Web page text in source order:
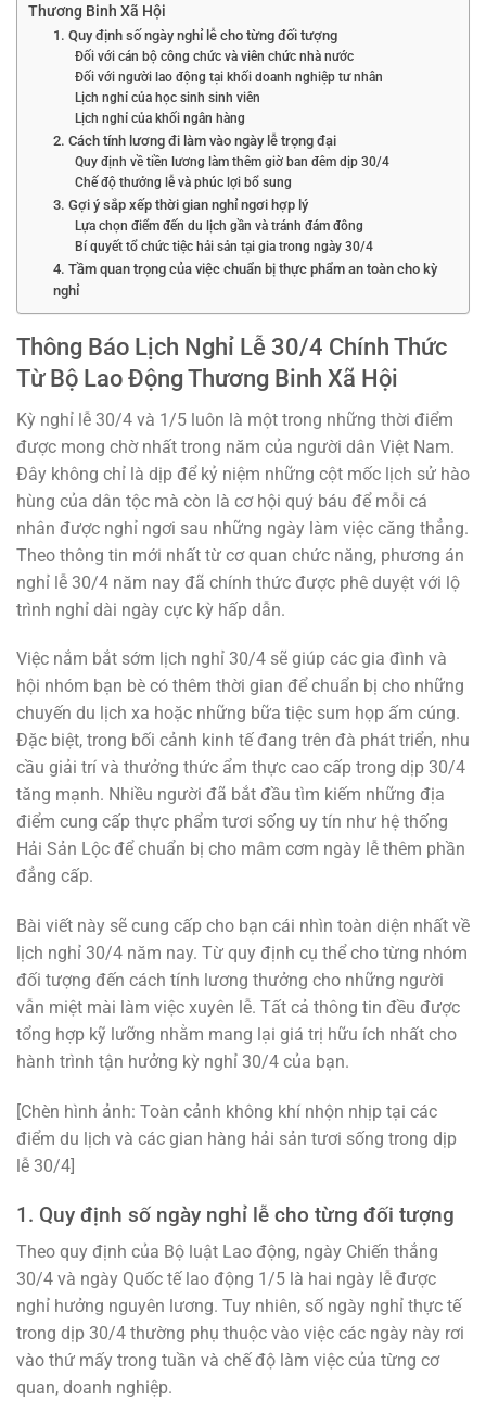
Thương Binh Xã Hội
1. Quy định số ngày nghỉ lễ cho từng đối tượng
Đối với cán bộ công chức và viên chức nhà nước
Đối với người lao động tại khối doanh nghiệp tư nhân
Lịch nghỉ của học sinh sinh viên
Lịch nghỉ của khối ngân hàng
2. Cách tính lương đi làm vào ngày lễ trọng đại
Quy định về tiền lương làm thêm giờ ban đêm dịp 30/4
Chế độ thưởng lễ và phúc lợi bổ sung
3. Gợi ý sắp xếp thời gian nghỉ ngơi hợp lý
Lựa chọn điểm đến du lịch gần và tránh đám đông
Bí quyết tổ chức tiệc hải sản tại gia trong ngày 30/4
4. Tầm quan trọng của việc chuẩn bị thực phẩm an toàn cho kỳ
nghỉ
Thông Báo Lịch Nghỉ Lễ 30/4 Chính Thức
Từ Bộ Lao Động Thương Binh Xã Hội
Kỳ nghỉ lễ 30/4 và 1/5 luôn là một trong những thời điểm
được mong chờ nhất trong năm của người dân Việt Nam.
Đây không chỉ là dịp để kỷ niệm những cột mốc lịch sử hào
hùng của dân tộc mà còn là cơ hội quý báu để mỗi cá
nhân được nghỉ ngơi sau những ngày làm việc căng thẳng.
Theo thông tin mới nhất từ cơ quan chức năng, phương án
nghỉ lễ 30/4 năm nay đã chính thức được phê duyệt với lộ
trình nghỉ dài ngày cực kỳ hấp dẫn.
Việc nắm bắt sớm lịch nghỉ 30/4 sẽ giúp các gia đình và
hội nhóm bạn bè có thêm thời gian để chuẩn bị cho những
chuyến du lịch xa hoặc những bữa tiệc sum họp ấm cúng.
Đặc biệt, trong bối cảnh kinh tế đang trên đà phát triển, nhu
cầu giải trí và thưởng thức ẩm thực cao cấp trong dịp 30/4
tăng mạnh. Nhiều người đã bắt đầu tìm kiếm những địa
điểm cung cấp thực phẩm tươi sống uy tín như hệ thống
Hải Sản Lộc để chuẩn bị cho mâm cơm ngày lễ thêm phần
đẳng cấp.
Bài viết này sẽ cung cấp cho bạn cái nhìn toàn diện nhất về
lịch nghỉ 30/4 năm nay. Từ quy định cụ thể cho từng nhóm
đối tượng đến cách tính lương thưởng cho những người
vẫn miệt mài làm việc xuyên lễ. Tất cả thông tin đều được
tổng hợp kỹ lưỡng nhằm mang lại giá trị hữu ích nhất cho
hành trình tận hưởng kỳ nghỉ 30/4 của bạn.
[Chèn hình ảnh: Toàn cảnh không khí nhộn nhịp tại các
điểm du lịch và các gian hàng hải sản tươi sống trong dịp
lễ 30/4]
1. Quy định số ngày nghỉ lễ cho từng đối tượng
Theo quy định của Bộ luật Lao động, ngày Chiến thắng
30/4 và ngày Quốc tế lao động 1/5 là hai ngày lễ được
nghỉ hưởng nguyên lương. Tuy nhiên, số ngày nghỉ thực tế
trong dịp 30/4 thường phụ thuộc vào việc các ngày này rơi
vào thứ mấy trong tuần và chế độ làm việc của từng cơ
quan, doanh nghiệp.